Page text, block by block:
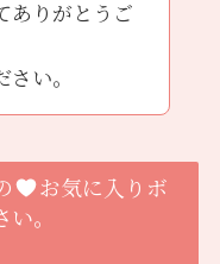
ありがとうご
い。
お気に入りボ
。